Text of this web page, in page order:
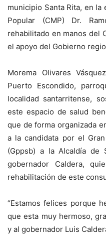
municipio Santa Rita, en
Popular (CMP) Dr.
rehabilitado en manos del
el apoyo del Gobierno
Morema Olivares
Puerto Escondido,
localidad santarritense,
este espacio de salud
que de forma organizada
a la candidata por el
(Gppsb) a la Alcaldía de
gobernador Caldera,
rehabilitación de este
“Estamos felices porque
que esta muy hermoso,
y al gobernador Luis